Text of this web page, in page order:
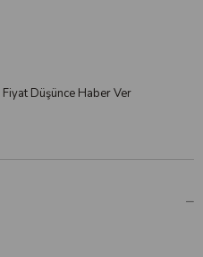
Fiyat Düşünce Haber Ver